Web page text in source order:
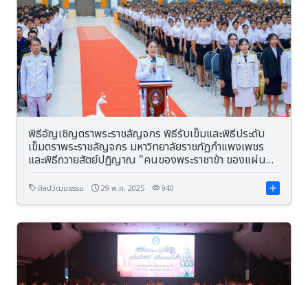
พิธีอัญเชิญตราพระราชลัญจกร พิธีรับเข็มและพิธีประดับ
เข็มตราพระราชลัญจกร มหาวิทยาลัยราชภัฏกำแพงเพชร
และพิธีถวายสัตย์ปฏิญาณ "คนของพระราชาข้า ของแผ่น
ศิลปวัฒนธรรม 29 พ.ค. 2025 940